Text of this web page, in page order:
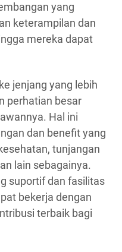
yang
keterampilan dan
mereka dapat
jenjang yang lebih
perhatian besar
Hal ini
dan benefit yang
tunjangan
lain sebagainya.
suportif dan fasilitas
bekerja dengan
terbaik bagi